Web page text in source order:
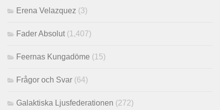
Erena Velazquez (3)
Fader Absolut (1,407)
Feernas Kungadöme (15)
Frågor och Svar (64)
Galaktiska Ljusfederationen (272)